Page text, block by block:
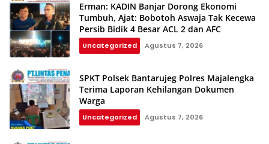
Erman: KADIN Banjar Dorong Ekonomi
Tumbuh, Ajat: Bobotoh Aswaja Tak Kecewa
Persib Bidik 4 Besar ACL 2 dan AFC
Uncategorized Agustus 7, 2026
SPKT Polsek Bantarujeg Polres Majalengka
Terima Laporan Kehilangan Dokumen
Warga
Uncategorized Agustus 7, 2026